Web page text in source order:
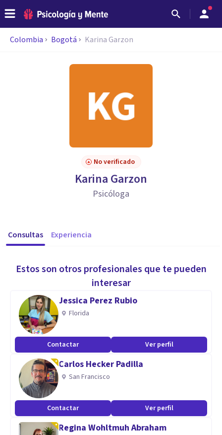
Colombia Bogotá Karina Garzon
No verificado
Karina Garzon
Psicóloga
Consultas Experiencia
Estos son otros profesionales que te pueden
interesar
Jessica Perez Rubio
Florida
Contactar Ver perfil
Carlos Hecker Padilla
San Francisco
Contactar Ver perfil
Regina Wohltmuh Abraham